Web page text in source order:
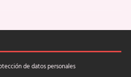
de datos personales